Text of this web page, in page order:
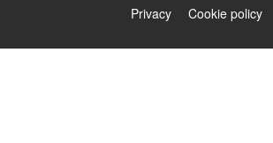
Privacy Cookie policy